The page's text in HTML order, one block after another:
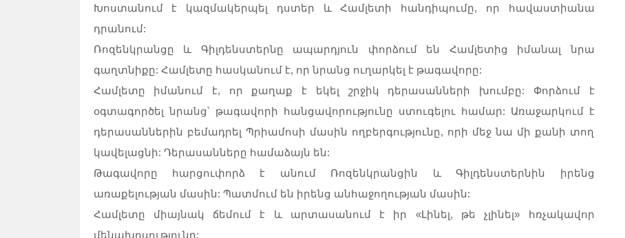
Խոստանում է կազմակերպել դստեր և Համլետի հանդիպումը, որ հավաստիանա
դրանում:
Ռոզենկրանցը և Գիլդենստերնը ապարդյուն փորձում են Համլետից իմանալ նրա
գաղտնիքը: Համլետը հասկանում է, որ նրանց ուղարկել է թագավորը:
Համլետը իմանում է, որ քաղաք է եկել շրջիկ դերասանների խումբը: Փորձում է
օգտագործել նրանց՝ թագավորի հանցավորությունը ստուգելու համար: Առաջարկում է
դերասաններին բեմադրել Պրիամոսի մասին ողբերգությունը, որի մեջ նա մի քանի տող
կավելացնի: Դերասանները համաձայն են:
Թագավորը հարցուփորձ է անում Ռոզենկրանցին և Գիլդենստերնին իրենց
առաքելության մասին: Պատմում են իրենց անհաջողության մասին:
Համլետը միայնակ ճեմում է և արտասանում է իր «Լինել, թե չլինել» հռչակավոր
մենախոսությունը: